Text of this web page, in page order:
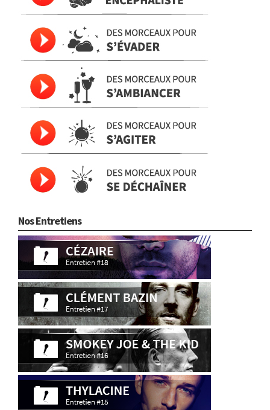
Nos Entretiens